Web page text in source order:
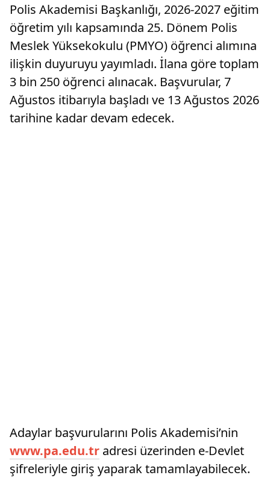
Polis Akademisi Başkanlığı, 2026-2027 eğitim
öğretim yılı kapsamında 25. Dönem Polis
Meslek Yüksekokulu (PMYO) öğrenci alımına
ilişkin duyuruyu yayımladı. İlana göre toplam
3 bin 250 öğrenci alınacak. Başvurular, 7
Ağustos itibarıyla başladı ve 13 Ağustos 2026
tarihine kadar devam edecek.
Adaylar başvurularını Polis Akademisi’nin
www.pa.edu.tr adresi üzerinden e-Devlet
şifreleriyle giriş yaparak tamamlayabilecek.